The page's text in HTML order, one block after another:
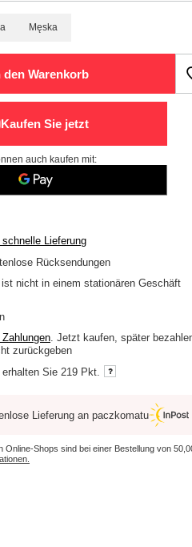
Męska
den Warenkorb
auch kaufen mit:
Lieferung
Rücksendungen
nicht in einem stationären Geschäft
. Jetzt kaufen, später
zurückgeben
Sie 219 Pkt.
Lieferung an paczkomatu
Online-Shops sind bei einer Bestellung von